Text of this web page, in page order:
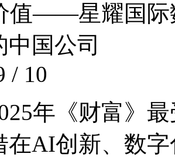
值——星耀国际
中国公司
/ 10
2025年《财富
AI创新、